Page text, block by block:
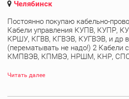
Челябинск
Постоянно покупаю кабельно-
Кабели управления КУПВ, КУПР,
КРШУ, КГВВ, КГВЭВ, КУГВЭВ, и др
(перематывать не надо!) 2
КМПВЭВ, КПМВЭ, НРШМ, КНР, СПОВ
Читать далее